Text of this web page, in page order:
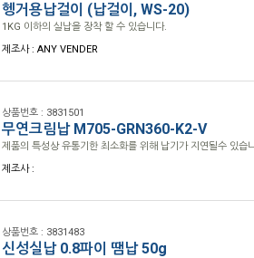
헹거용납걸이 (납걸이, WS-20)
1KG 이하의 실납을 장착 할 수 있습니다.
제조사 : ANY VENDER
상품번호 : 3831501
무연크림납 M705-GRN360-K2-V
제품의 특성상 유통기한 최소화를 위해 납기가 지연될수 있습
제조사 :
상품번호 : 3831483
신성실납 0.8파이 땜납 50g